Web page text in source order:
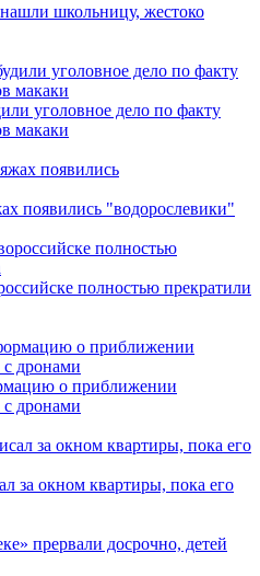
школьницу, жестоко
уголовное дело по факту
макаки
появились "водорослевики"
полностью прекратили
о приближении
с дронами
за окном квартиры, пока его